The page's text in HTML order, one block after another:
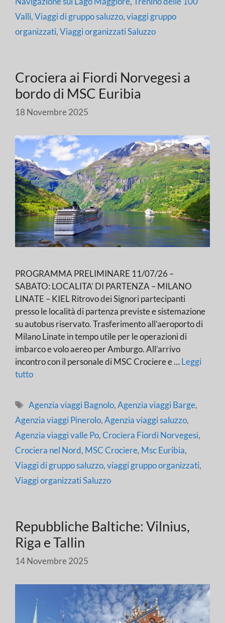
Valli,Viaggi di gruppo saluzzo,viaggi gruppo
organizzati,Viaggi organizzati Saluzzo
Crociera ai Fiordi Norvegesi a
bordo di MSC Euribia
18 Novembre 2025
PROGRAMMA PRELIMINARE 11/07/26 –
SABATO: LOCALITA’ DI PARTENZA – MILANO
LINATE – KIEL Ritrovo dei Signori partecipanti
presso le località di partenza previste e sistemazione
su autobus riservato. Trasferimento all’aeroporto di
Milano Linate in tempo utile per le operazioni di
imbarco e volo aereo per Amburgo. All’arrivo
incontro con il personale di MSC Crociere e …Leggi
tutto
Tag
Agenzia viaggi Bagnolo,Agenzia viaggi Barge,
Agenzia viaggi Pinerolo,Agenzia viaggi saluzzo,
Agenzia viaggi valle Po,Crociera Fiordi Norvegesi,
Crociera nel Nord, MSC Crociere, Msc Euribia,
Viaggi di gruppo saluzzo,viaggi gruppo organizzati,
Viaggi organizzati Saluzzo
Repubbliche Baltiche: Vilnius,
Riga e Tallin
14 Novembre 2025